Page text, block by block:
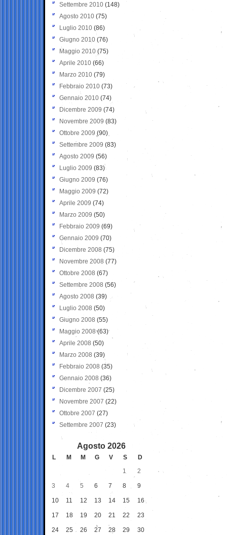
Settembre 2010 (148)
Agosto 2010 (75)
Luglio 2010 (86)
Giugno 2010 (76)
Maggio 2010 (75)
Aprile 2010 (66)
Marzo 2010 (79)
Febbraio 2010 (73)
Gennaio 2010 (74)
Dicembre 2009 (74)
Novembre 2009 (83)
Ottobre 2009 (90)
Settembre 2009 (83)
Agosto 2009 (56)
Luglio 2009 (83)
Giugno 2009 (76)
Maggio 2009 (72)
Aprile 2009 (74)
Marzo 2009 (50)
Febbraio 2009 (69)
Gennaio 2009 (70)
Dicembre 2008 (75)
Novembre 2008 (77)
Ottobre 2008 (67)
Settembre 2008 (56)
Agosto 2008 (39)
Luglio 2008 (50)
Giugno 2008 (55)
Maggio 2008(63)
Aprile 2008 (50)
Marzo 2008 (39)
Febbraio 2008 (35)
Gennaio 2008 (36)
Dicembre 2007 (25)
Novembre 2007 (22)
Ottobre 2007 (27)
Settembre 2007 (23)
Agosto 2026
L M M G V S
D
1
2
3 4 5 6 7 8 9
10 11 12 13 14 15 16
17 18 19 20 21 22 23
24 25 26 27 28 29 30